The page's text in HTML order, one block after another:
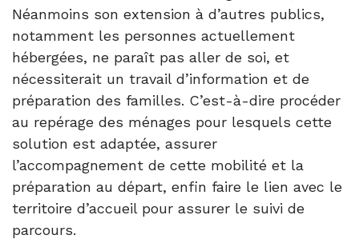
Néanmoins son extension à d’autres publics,
notamment les personnes actuellement
hébergées, ne paraît pas aller de soi, et
nécessiterait un travail d’information et de
préparation des familles. C’est-à-dire procéder
au repérage des ménages pour lesquels cette
solution est adaptée, assurer
l’accompagnement de cette mobilité et la
préparation au départ, enfin faire le lien avec le
territoire d’accueil pour assurer le suivi de
parcours.